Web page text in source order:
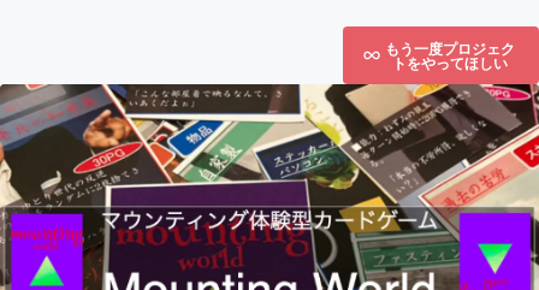
もう一度プロジェク
トをやってほしい